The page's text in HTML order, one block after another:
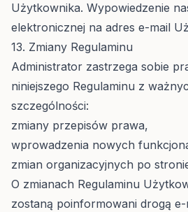
Użytkownika. Wypowiedzenie
elektronicznej na adres e-mail
13. Zmiany Regulaminu
Administrator zastrzega sobie
niniejszego Regulaminu z
szczególności:
zmiany przepisów prawa,
wprowadzenia nowych
zmian organizacyjnych po
O zmianach Regulaminu
zostaną poinformowani drogą